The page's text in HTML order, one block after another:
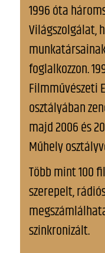
1996 óta
Világszolgálat,
foglalkozzon.
Filmművészeti
osztályában
majd 2006 és
Műhely
Több mint 100
szerepelt,
szinkronizált.